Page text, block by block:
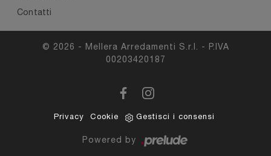
Contatti
© 2026 - Mellera Arredamenti S.r.l. - P.IVA
00203420187
Privacy Cookie Gestisci i consensi
Powered by